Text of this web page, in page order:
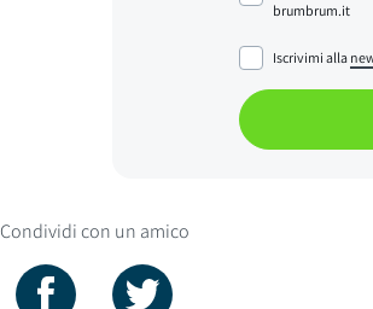
brumbrum.it
Iscrivimi alla
Condividi con un amico